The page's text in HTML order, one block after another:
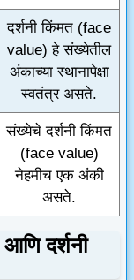
दर्शनी किंमत (face
value) हे संख्येतील
अंकाच्या स्थानापेक्षा
स्वतंत्र असते.
संख्येचे दर्शनी किंमत
(face value)
नेहमीच एक अंकी
असते.
दर्शनी